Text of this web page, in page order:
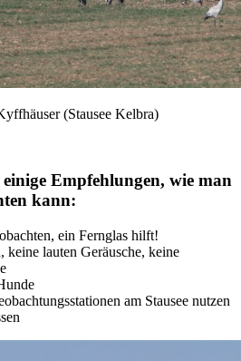
(Stausee Kelbra)
Empfehlungen, wie man
kann:
ein Fernglas hilft!
keine lauten Geräusche, keine
am Stausee nutzen